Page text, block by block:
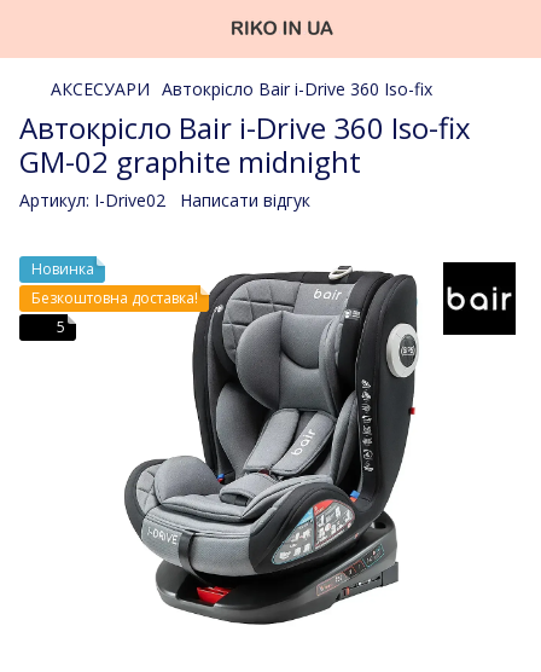
АКСЕСУАРИ Автокрісло Bair i-Drive 360 Iso-fix
Aвтокрісло Bair i-Drive 360 Iso-fix
GM-02 graphite midnight
Артикул: I-Drive02 Написати відгук
Новинка
Безкоштовна доставка!
5